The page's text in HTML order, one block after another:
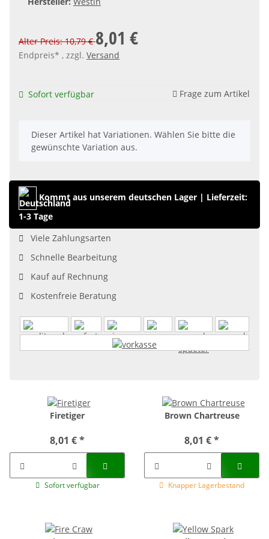
Alter Preis: 10,79 €8,01 €
Endpreis* , zzgl. Versand
Sofort verfügbar Frage zum Artikel
x
Dieser Artikel hat Variationen. Wählen Sie bitte die
gewünschte Variation aus.
Kommt aus unserem deutschen Lager | Lieferzeit:
1-3 Tage
Viele Zahlungsarten
Schnelle Bearbeitung
Kauf auf Rechnung
Kostenfreie Beratung
Firetiger
8,01 €*
Sofort verfügbar
Brown Chartreuse
8,01 €*
Knapper Lagerbestand